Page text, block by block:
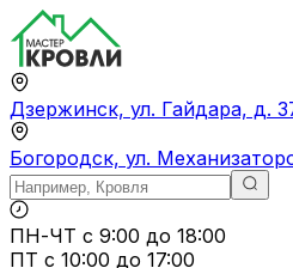
Дзержинск, ул. Гайдара, д.
Богородск, ул.
ПН-ЧТ с 9:00 до 18:00
ПТ с 10:00 до 17:00